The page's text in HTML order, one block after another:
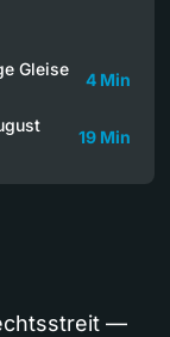
Gleise
4 Min
19 Min
—